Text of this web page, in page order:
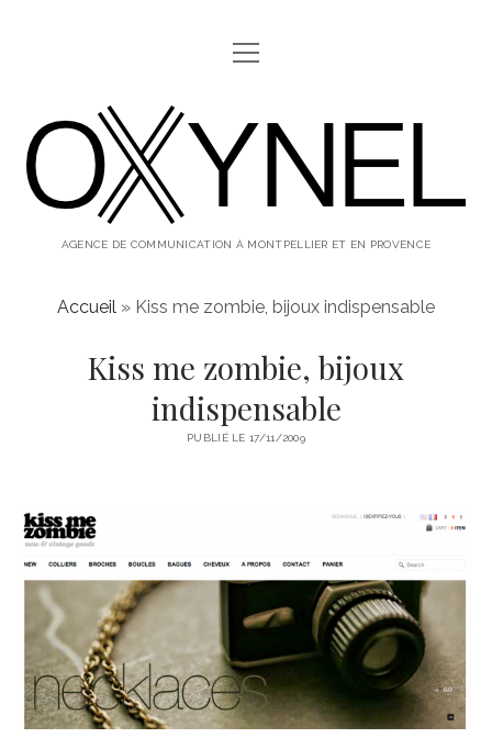
ABOUT
twitterinstagram
linkedin
ouvrir
menu
oxynel,
le
blog
AGENCE DE COMMUNICATION À MONTPELLIER ET EN PROVENCE
Accueil » Kiss me zombie, bijoux indispensable
Kiss me zombie, bijoux
indispensable
PUBLIÉ LE 17/11/2009